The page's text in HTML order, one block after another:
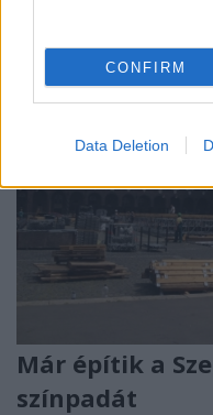
CONFIRM
Data Deletion
Már építik a
színpadát